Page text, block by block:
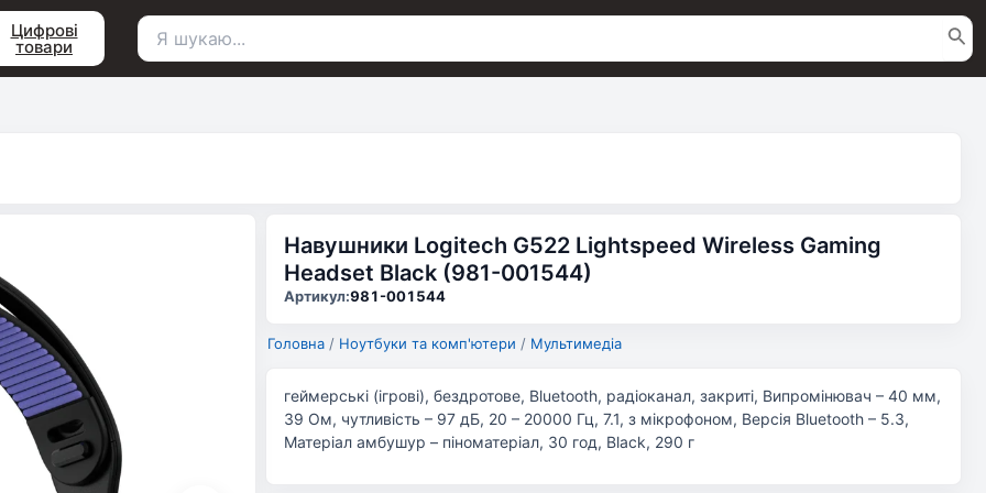
Цифрові
товари
Пошук
Навушники Logitech G522 Lightspeed Wireless Gaming
Headset Black (981-001544)
Артикул:981-001544
Головна / Ноутбуки та комп'ютери / Мультимедіа
геймерські (ігрові), бездротове, Bluetooth, радіоканал, закриті, Випромінювач – 40 мм,
39 Ом, чутливість – 97 дБ, 20 – 20000 Гц, 7.1, з мікрофоном, Версія Bluetooth – 5.3,
Матеріал амбушур – піноматеріал, 30 год, Black, 290 г